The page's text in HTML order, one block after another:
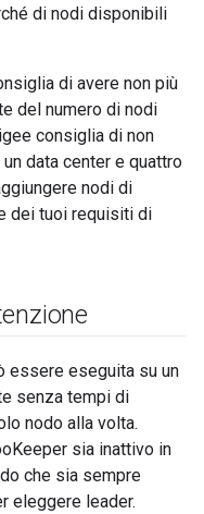
di nodi disponibili
di avere non più
del numero di nodi
consiglia di non
data center e quattro
nodi di
dei tuoi requisiti di
essere eseguita su un
senza tempi di
nodo alla volta.
sia inattivo in
che sia sempre
eleggere leader.